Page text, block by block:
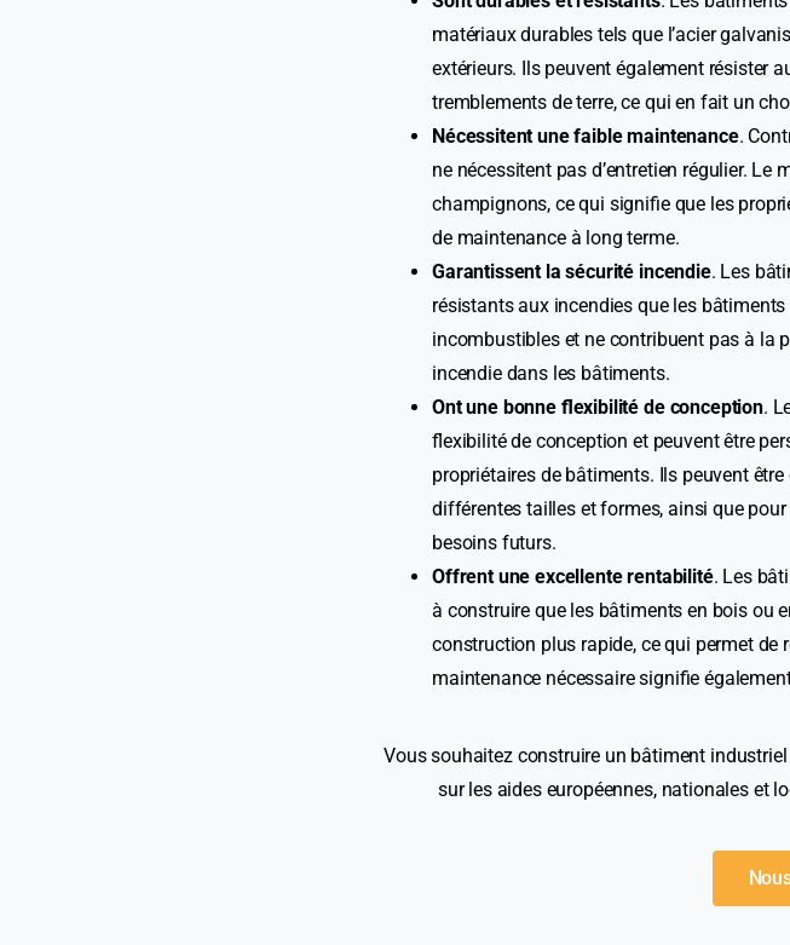
matériaux durables tels que l’acier
extérieurs. Ils peuvent également résister
tremblements de terre, ce qui en fait un
Nécessitent une faible maintenance.
ne nécessitent pas d’entretien régulier.
champignons, ce qui signifie que les
de maintenance à long terme.
Garantissent la sécurité incendie. Les
résistants aux incendies que les
incombustibles et ne contribuent pas à la
incendie dans les bâtiments.
Ont une bonne flexibilité de conception.
flexibilité de conception et peuvent être
propriétaires de bâtiments. Ils peuvent
différentes tailles et formes, ainsi que
besoins futurs.
Offrent une excellente rentabilité. Les
à construire que les bâtiments en bois ou
construction plus rapide, ce qui permet de
maintenance nécessaire signifie
Vous souhaitez construire un bâtiment
sur les aides européennes, nationales et